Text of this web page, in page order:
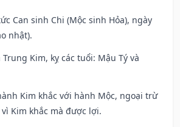
Can sinh Chi (Mộc sinh Hỏa), ngày
nhật).
Kim, kỵ các tuổi: Mậu Tý và
Kim khắc với hành Mộc, ngoại trừ
Kim khắc mà được lợi.